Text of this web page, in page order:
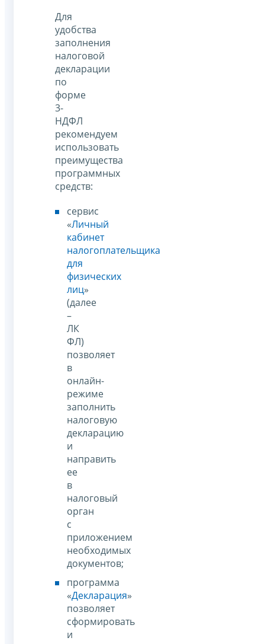
Для
удобства
заполнения
налоговой
декларации
по
форме
3-
НДФЛ
рекомендуем
использовать
преимущества
программных
средств:
сервис
«Личный
кабинет
налогоплательщика
для
физических
лиц»
(далее
–
ЛК
ФЛ)
позволяет
в
онлайн-
режиме
заполнить
налоговую
декларацию
и
направить
ее
в
налоговый
орган
с
приложением
необходимых
документов;
программа
«Декларация»
позволяет
сформировать
и